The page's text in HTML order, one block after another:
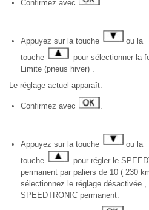
Confirmez avec .
Appuyez sur la touche
ou la
touche
pour sélectionner la
Limite (pneus hiver) .
Le réglage actuel apparaît.
Confirmez avec .
Appuyez sur la touche
ou la
touche
pour régler le
permanent par paliers de 10 ( 230
sélectionnez le réglage désactivée
SPEEDTRONIC permanent.